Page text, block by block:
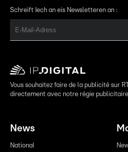
Schreift Iech an eis Newsletteren an :
Vous souhaitez faire de la publicité sur
directement avec notre régie
News
National